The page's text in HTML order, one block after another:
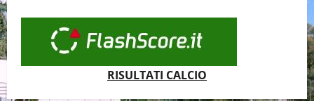
RISULTATI CALCIO